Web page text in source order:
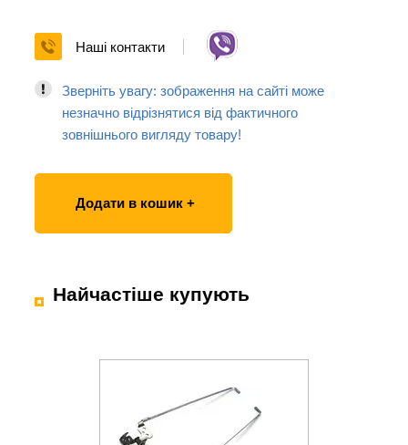
Наші контакти
Зверніть увагу: зображення на сайті може
незначно відрізнятися від фактичного
зовнішнього вигляду товару!
Додати в кошик +
Найчастіше купують